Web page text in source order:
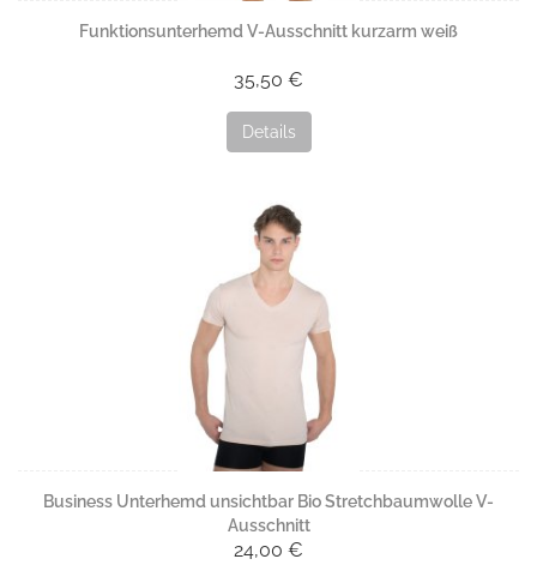
Funktionsunterhemd V-Ausschnitt kurzarm weiß
35,50 €
Details
Business Unterhemd unsichtbar Bio Stretchbaumwolle V-
Ausschnitt
24,00 €